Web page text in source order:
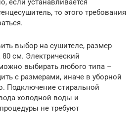
если устанавливается
то этого требования
выбор на сушителе, размер
80 см. Электрический
выбирать любого типа –
с размерами, иначе в уборной
Подключение стиральной
холодной воды и
не требуют